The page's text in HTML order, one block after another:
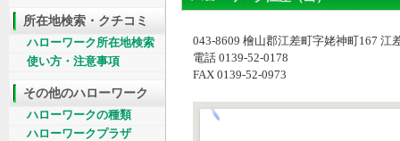
所在地検索・クチコミ
ハローワーク所在地検索
使い方・注意事項
その他のハローワーク
ハローワークの種類
ハローワークプラザ
043‐8609 檜山郡江差町字姥神町167 江
電話 0139-52-0178
FAX 0139-52-0973